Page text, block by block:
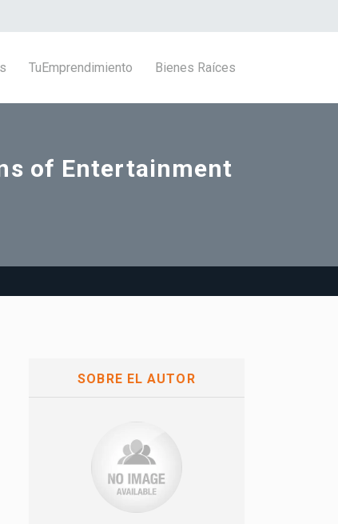
TuEmprendimiento Bienes Raíces
of Entertainment
SOBRE EL AUTOR